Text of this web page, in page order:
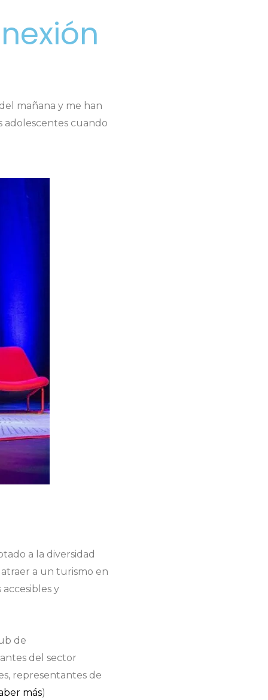
mañana y me han
adolescentes cuando
a la diversidad
a un turismo en
y
de
del sector
representantes de
más)